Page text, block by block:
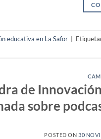
educativa en La Safor
de
sobre
POSTED ON30